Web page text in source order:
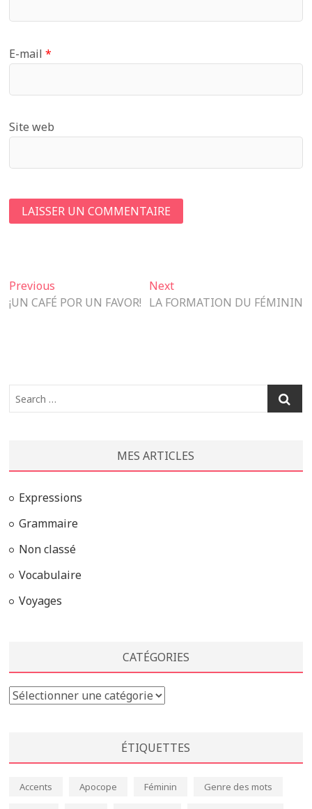
E-mail*
Site web
Navigation
de
Previous
post:
¡UN CAFÉ POR UN FAVOR!
NextNext
post:
LA FORMATION DU FÉMININ
Search
…
MES ARTICLES
Expressions
Grammaire
Non classé
Vocabulaire
Voyages
CATÉGORIES
Catégories
ÉTIQUETTES
Accents Apocope Féminin Genre des mots